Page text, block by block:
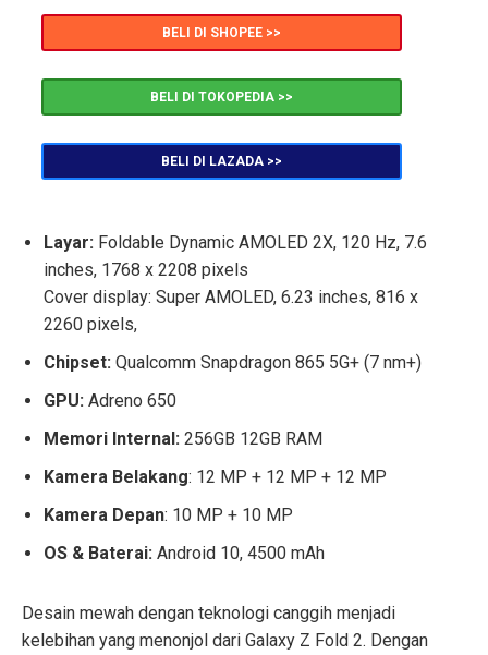
BELI DI SHOPEE >>
BELI DI TOKOPEDIA >>
BELI DI LAZADA >>
Layar: Foldable Dynamic AMOLED 2X, 120 Hz, 7.6
inches, 1768 x 2208 pixels
Cover display: Super AMOLED, 6.23 inches, 816 x
2260 pixels,
Chipset: Qualcomm Snapdragon 865 5G+ (7 nm+)
GPU: Adreno 650
Memori Internal: 256GB 12GB RAM
Kamera Belakang: 12 MP + 12 MP + 12 MP
Kamera Depan: 10 MP + 10 MP
OS & Baterai: Android 10, 4500 mAh
Desain mewah dengan teknologi canggih menjadi
kelebihan yang menonjol dari Galaxy Z Fold 2. Dengan